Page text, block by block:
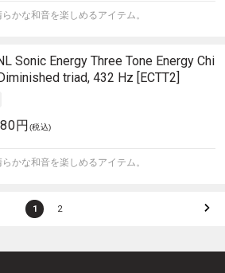
かな和音を楽しめるアイテム。
Sonic Energy Three Tone Energy Chi
triad, 432 Hz [ECTT2]
円 (税込)
かな和音を楽しめるアイテム。
1 2